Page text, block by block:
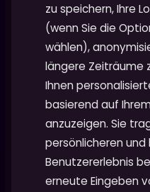
zu speichern, Ihre
(wenn Sie die
wählen),
längere Zeiträume
Ihnen
basierend auf
anzuzeigen. Sie
persönlicheren
Benutzererlebnis
erneute Eingeben